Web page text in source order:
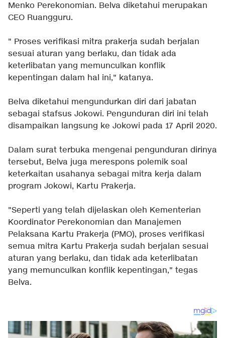
Menko Perekonomian. Belva diketahui merupakan
CEO Ruangguru.
" Proses verifikasi mitra prakerja sudah berjalan
sesuai aturan yang berlaku, dan tidak ada
keterlibatan yang memunculkan konflik
kepentingan dalam hal ini," katanya.
Belva diketahui mengundurkan diri dari jabatan
sebagai stafsus Jokowi. Pengunduran diri ini telah
disampaikan langsung ke Jokowi pada 17 April 2020.
Dalam surat terbuka mengenai pengunduran dirinya
tersebut, Belva juga merespons polemik soal
keterkaitan usahanya sebagai mitra kerja dalam
program Jokowi, Kartu Prakerja.
"Seperti yang telah dijelaskan oleh Kementerian
Koordinator Perekonomian dan Manajemen
Pelaksana Kartu Prakerja (PMO), proses verifikasi
semua mitra Kartu Prakerja sudah berjalan sesuai
aturan yang berlaku, dan tidak ada keterlibatan
yang memunculkan konflik kepentingan," tegas
Belva.